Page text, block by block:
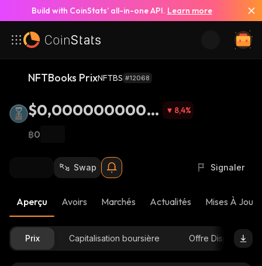
Build with CoinStats’ all-in-one API. Learn more
NFTBooks PrixNFTBS #12068
$0,00000000011
95
8,4%
฿0
Swap Signaler
Aperçu Avoirs Marchés Actualités Mises À Jour
Prix Capitalisation boursière Offre Disponible